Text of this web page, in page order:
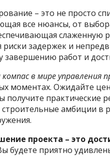
– это не просто
все нюансы, от
слаженную
задержек и
завершению работ и
в мире управления
моментах. Ожидайте
получите практические
амбиции в
проекта – это
будете приятно